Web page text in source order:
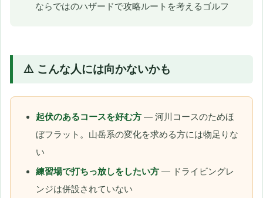
ならではのハザードで攻略ルートを考えるゴルフ
⚠️ こんな人には向かないかも
起伏のあるコースを好む方 — 河川コースのためほ
ぼフラット。山岳系の変化を求める方には物足りな
い
練習場で打ちっ放しをしたい方 — ドライビングレ
ンジは併設されていない